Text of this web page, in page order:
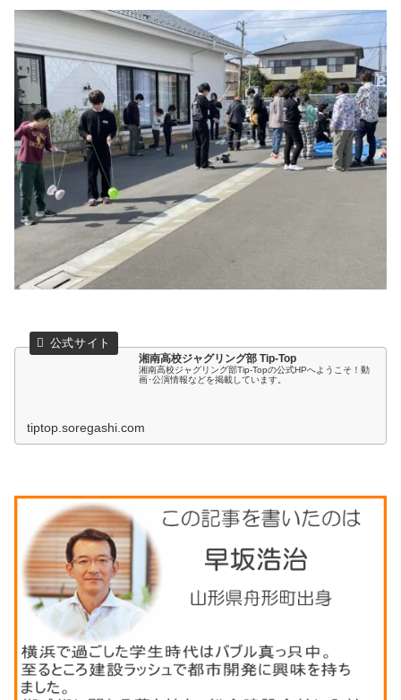
湘南高校ジャグリング部 Tip-Top
湘南高校ジャグリング部Tip-Topの公式HPへようこそ！動
画･公演情報などを掲載しています。
tiptop.soregashi.com